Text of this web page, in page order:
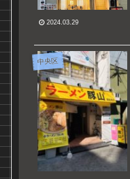
2024.03.29
中央区